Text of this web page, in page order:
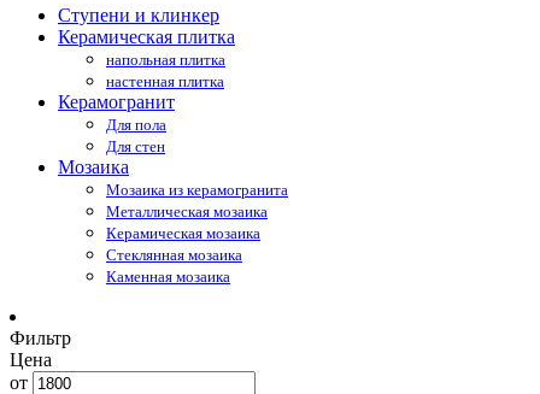
Ступени и клинкер
Керамическая плитка
напольная плитка
настенная плитка
Керамогранит
Для пола
Для стен
Мозаика
Мозаика из керамогранита
Металлическая мозаика
Керамическая мозаика
Стеклянная мозаика
Каменная мозаика
Фильтр
Цена
от